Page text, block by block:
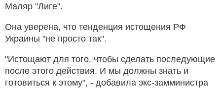
Маляр "Лиге".
Она уверена, что тенденция истощения РФ
Украины "не просто так".
"Истощают для того, чтобы сделать последующие
после этого действия. И мы должны знать и
готовиться к этому", - добавила экс-замминистра